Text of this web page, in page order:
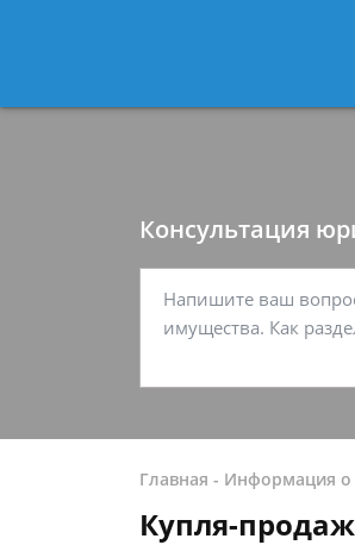
Консультация
Главная - Информация о
Купля-